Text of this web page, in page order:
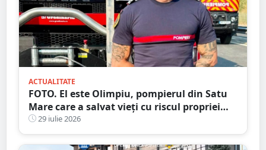
ACTUALITATE
FOTO. El este Olimpiu, pompierul din Satu
Mare care a salvat vieți cu riscul propriei
vieți29 iulie 2026